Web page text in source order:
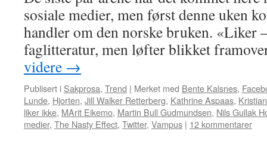
sosiale medier, men først denne uken
handler om den norske bruken. «Liker
faglitteratur, men løfter blikket
videre →
Publisert i Sakprosa, Trend | Merket med Bente Kalsnes,
Lunde, Hjorten, Jill Walker Retterberg, Kathrine Aspaas,
liker ikke, MArit Eikemo, Martin Bull Gudmundsen, Nils Gullak
medier, The Nasty Effect, Twitter, Vampus | 12 kommentarer